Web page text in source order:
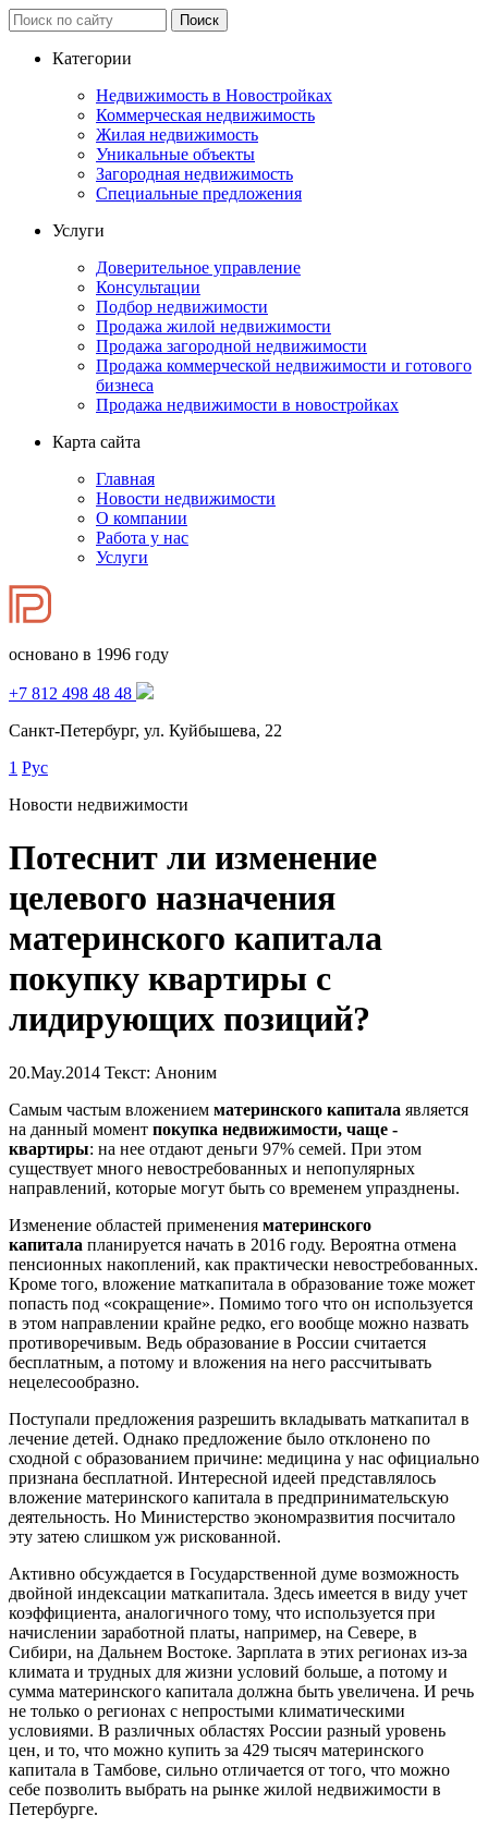
Категории
Недвижимость в Новостройках
Коммерческая недвижимость
Жилая недвижимость
Уникальные объекты
Загородная недвижимость
Специальные предложения
Услуги
Доверительное управление
Консультации
Подбор недвижимости
Продажа жилой недвижимости
Продажа загородной недвижимости
Продажа коммерческой недвижимости и готового
бизнеса
Продажа недвижимости в новостройках
Карта сайта
Главная
Новости недвижимости
О компании
Работа у нас
Услуги
основано в 1996 году
+7 812 498 48 48
Санкт-Петербург, ул. Куйбышева, 22
1 Рус
Новости недвижимости
Потеснит ли изменение
целевого назначения
материнского капитала
покупку квартиры с
лидирующих позиций?
20.May.2014 Текст: Аноним
Самым частым вложением материнского капитала является
на данный момент покупка недвижимости, чаще -
квартиры: на нее отдают деньги 97% семей. При этом
существует много невостребованных и непопулярных
направлений, которые могут быть со временем упразднены.
Изменение областей применения материнского
капитала планируется начать в 2016 году. Вероятна отмена
пенсионных накоплений, как практически невостребованных.
Кроме того, вложение маткапитала в образование тоже может
попасть под «сокращение». Помимо того что он используется
в этом направлении крайне редко, его вообще можно назвать
противоречивым. Ведь образование в России считается
бесплатным, а потому и вложения на него рассчитывать
нецелесообразно.
Поступали предложения разрешить вкладывать маткапитал в
лечение детей. Однако предложение было отклонено по
сходной с образованием причине: медицина у нас официально
признана бесплатной. Интересной идеей представлялось
вложение материнского капитала в предпринимательскую
деятельность. Но Министерство экономразвития посчитало
эту затею слишком уж рискованной.
Активно обсуждается в Государственной думе возможность
двойной индексации маткапитала. Здесь имеется в виду учет
коэффициента, аналогичного тому, что используется при
начислении заработной платы, например, на Севере, в
Сибири, на Дальнем Востоке. Зарплата в этих регионах из-за
климата и трудных для жизни условий больше, а потому и
сумма материнского капитала должна быть увеличена. И речь
не только о регионах с непростыми климатическими
условиями. В различных областях России разный уровень
цен, и то, что можно купить за 429 тысяч материнского
капитала в Тамбове, сильно отличается от того, что можно
себе позволить выбрать на рынке жилой недвижимости в
Петербурге.